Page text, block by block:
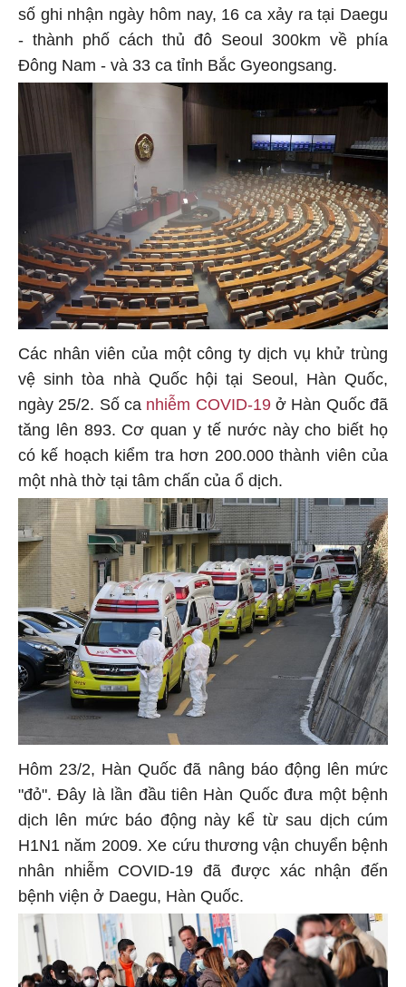
số ghi nhận ngày hôm nay, 16 ca xảy ra tại Daegu
- thành phố cách thủ đô Seoul 300km về phía
Đông Nam - và 33 ca tỉnh Bắc Gyeongsang.
Các nhân viên của một công ty dịch vụ khử trùng
vệ sinh tòa nhà Quốc hội tại Seoul, Hàn Quốc,
ngày 25/2. Số ca nhiễm COVID-19ở Hàn Quốc đã
tăng lên 893. Cơ quan y tế nước này cho biết họ
có kế hoạch kiểm tra hơn 200.000 thành viên của
một nhà thờ tại tâm chấn của ổ dịch.
Hôm 23/2, Hàn Quốc đã nâng báo động lên mức
"đỏ". Đây là lần đầu tiên Hàn Quốc đưa một bệnh
dịch lên mức báo động này kể từ sau dịch cúm
H1N1 năm 2009. Xe cứu thương vận chuyển bệnh
nhân nhiễm COVID-19 đã được xác nhận đến
bệnh viện ở Daegu, Hàn Quốc.